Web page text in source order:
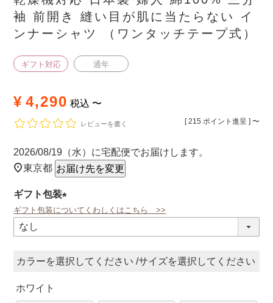
袖 前開き 縫い目が肌に当たらない イ
ンナーシャツ （ワンタッチテープ式）
ギフト対応 通年
¥ 4,290 税込 〜
[ 215 ポイント進呈 ] 〜
レビューを書く
2026/08/19（水） に宅配便でお届けします。
東京都 お届け先を変更
ギフト包装
(必
ギフト包装についてくわしくはこちら >>
カラー サイズ
ホワイト